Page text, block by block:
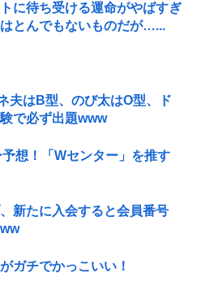
に待ち受ける運命がやばすぎ
とんでもないものだが…...
夫はB型、のび太はO型、ド
で必ず出題www
想！「Wセンター」を推す
新たに入会すると会員番号
ガチでかっこいい！